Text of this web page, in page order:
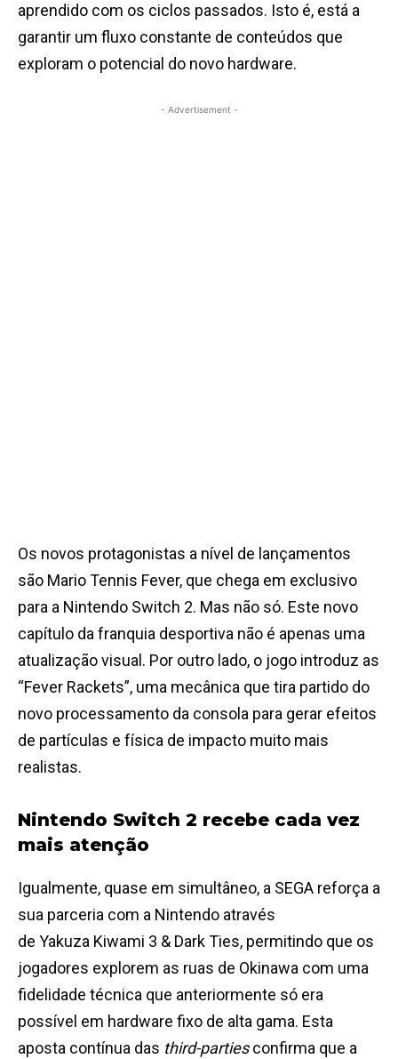
aprendido com os ciclos passados. Isto é, está a
garantir um fluxo constante de conteúdos que
exploram o potencial do novo hardware.
- Advertisement -
Os novos protagonistas a nível de lançamentos
são Mario Tennis Fever, que chega em exclusivo
para a Nintendo Switch 2. Mas não só. Este novo
capítulo da franquia desportiva não é apenas uma
atualização visual. Por outro lado, o jogo introduz as
“Fever Rackets”, uma mecânica que tira partido do
novo processamento da consola para gerar efeitos
de partículas e física de impacto muito mais
realistas.
Nintendo Switch 2 recebe cada vez
mais atenção
Igualmente, quase em simultâneo, a SEGA reforça a
sua parceria com a Nintendo através
de Yakuza Kiwami 3 & Dark Ties, permitindo que os
jogadores explorem as ruas de Okinawa com uma
fidelidade técnica que anteriormente só era
possível em hardware fixo de alta gama. Esta
aposta contínua das third-partiesconfirma que a